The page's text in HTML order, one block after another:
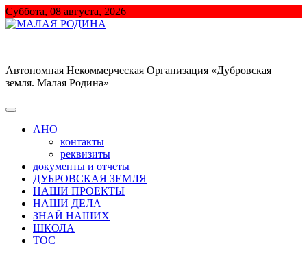
Перейти
к
Суббота, 08 августа, 2026
Автономная Некоммерческая Организация «Дубровская
земля. Малая Родина»
АНО
контакты
реквизиты
документы и отчеты
ДУБРОВСКАЯ ЗЕМЛЯ
НАШИ ПРОЕКТЫ
НАШИ ДЕЛА
ЗНАЙ НАШИХ
ШКОЛА
ТОС